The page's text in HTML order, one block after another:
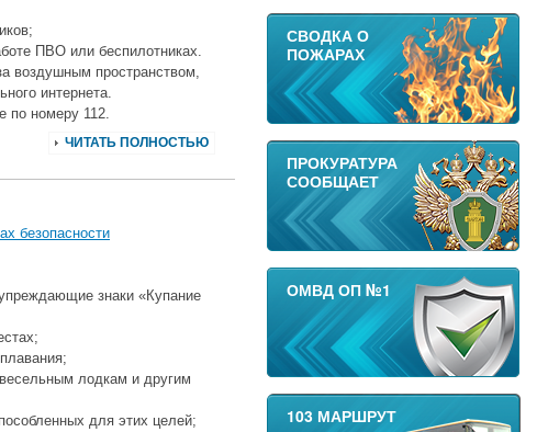
ПВО или беспилотниках.
воздушным пространством,
интернета.
по номеру 112.
ЧИТАТЬ ПОЛНОСТЬЮ
безопасности
знаки «Купание
лодкам и другим
для этих целей;
СВОДКА О
ПОЖАРАХ
ПРОКУРАТУРА
СООБЩАЕТ
ОМВД ОП №1
103 МАРШРУТ